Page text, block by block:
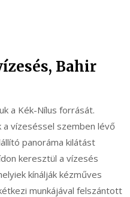
Bahir
a Kék-Nílus forrását.
a vízeséssel szemben lévő
panoráma kilátást
keresztül a vízesés
kínálják kézműves
munkájával felszántott